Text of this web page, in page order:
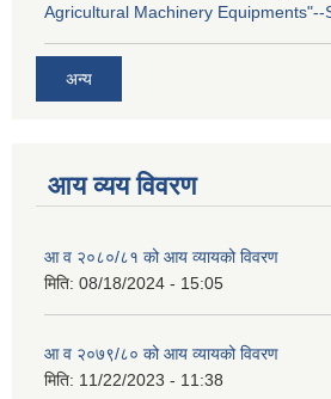
Agricultural Machinery Equipments"--
अन्य
आय व्यय विवरण
आ व २०८०/८१ को आय व्यायको विवरण
मिति: 08/18/2024 - 15:05
आ व २०७९/८० को आय व्यायको विवरण
मिति: 11/22/2023 - 11:38